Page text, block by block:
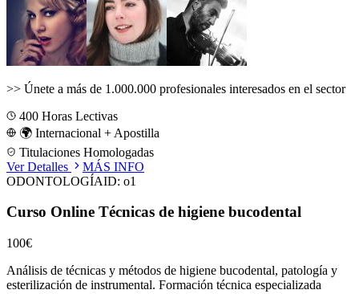
>> Únete a más de 1.000.000 profesionales interesados en el sector
400 Horas Lectivas
🌍 Internacional + Apostilla
Titulaciones Homologadas
Ver Detalles
MÁS INFO
ODONTOLOGÍAID: o1
Curso Online Técnicas de higiene bucodental
100€
Análisis de técnicas y métodos de higiene bucodental, patología y
esterilización de instrumental. Formación técnica especializada